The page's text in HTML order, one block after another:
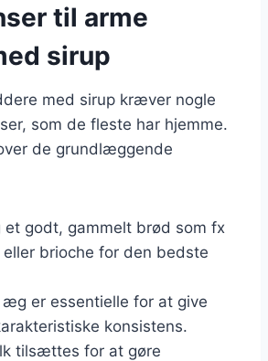
til arme
sirup
med sirup kræver nogle
som de fleste har hjemme.
de grundlæggende
godt, gammelt brød som fx
brioche for den bedste
æg er essentielle for at give
konsistens.
tilsættes for at gøre